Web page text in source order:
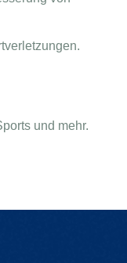
und mehr.